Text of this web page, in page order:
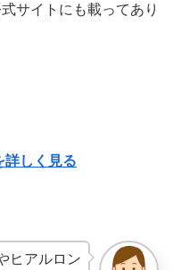
サイトにも載ってあり
詳しく見る
ヒアルロン